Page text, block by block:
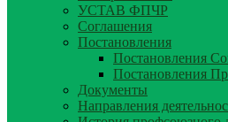
УСТАВ ФПЧР
Соглашения
Постановления
Постановления
Постановления
Документы
Направления